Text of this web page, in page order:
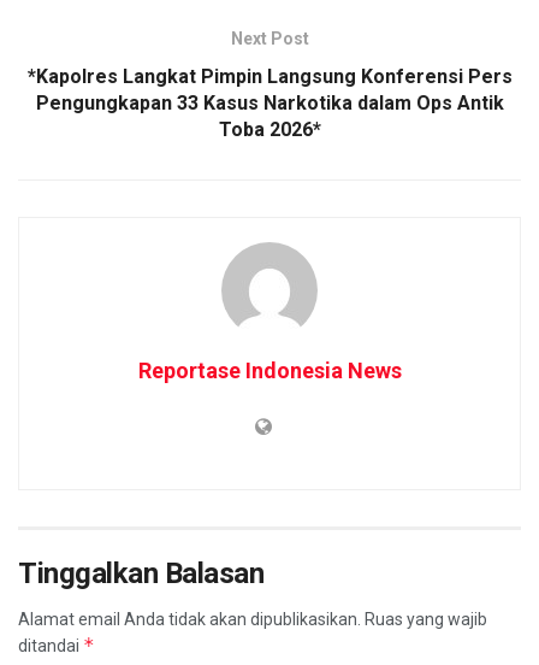
Next Post
*Kapolres Langkat Pimpin Langsung Konferensi Pers
Pengungkapan 33 Kasus Narkotika dalam Ops Antik
Toba 2026*
Reportase Indonesia News
Tinggalkan Balasan
Alamat email Anda tidak akan dipublikasikan. Ruas yang wajib
ditandai *